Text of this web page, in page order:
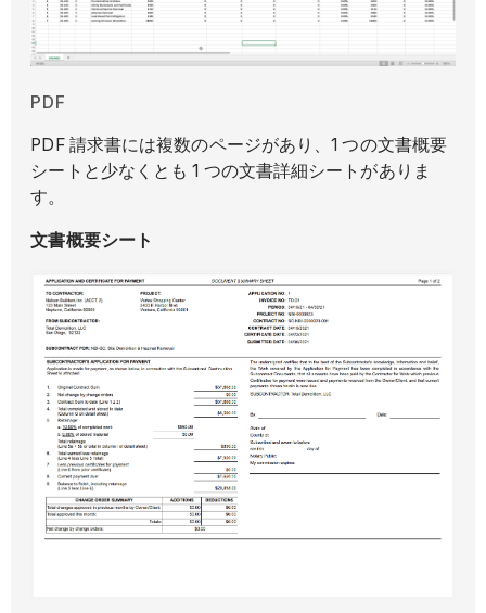
PDF
PDF 請求書には複数のページがあり、1 つの文書概要
シートと少なくとも 1 つの文書詳細シートがありま
す。
文書概要シート